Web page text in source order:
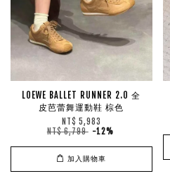
LOEWE BALLET RUNNER 2.0 全
皮芭蕾舞運動鞋 棕色
NT$ 5,983
NT$ 6,799 -12%
加入購物車